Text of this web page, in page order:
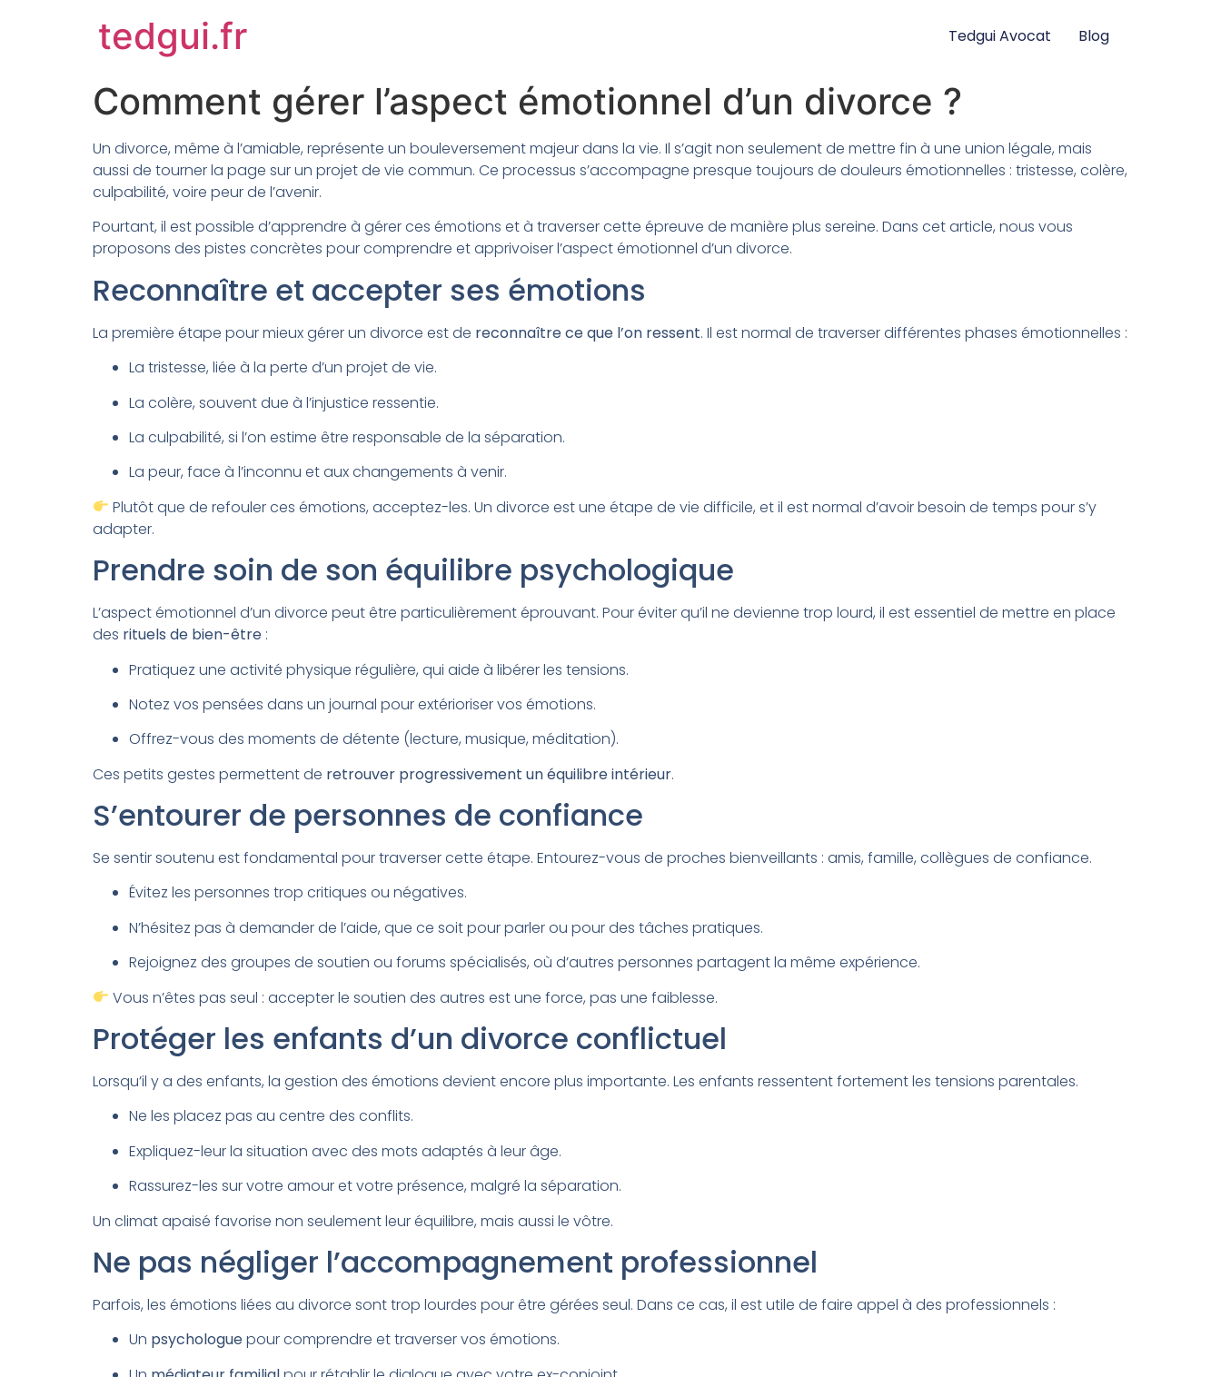
tedgui.fr Tedgui Avocat Blog
Comment gérer l’aspect émotionnel d’un divorce ?
Un divorce, même à l’amiable, représente un bouleversement majeur dans la vie. Il s’agit non seulement de mettre fin à une union légale, mais
aussi de tourner la page sur un projet de vie commun. Ce processus s’accompagne presque toujours de douleurs émotionnelles : tristesse, colère,
culpabilité, voire peur de l’avenir.
Pourtant, il est possible d’apprendre à gérer ces émotions et à traverser cette épreuve de manière plus sereine. Dans cet article, nous vous
proposons des pistes concrètes pour comprendre et apprivoiser l’aspect émotionnel d’un divorce.
Reconnaître et accepter ses émotions
La première étape pour mieux gérer un divorce est de reconnaître ce que l’on ressent. Il est normal de traverser différentes phases émotionnelles :
La tristesse, liée à la perte d’un projet de vie.
La colère, souvent due à l’injustice ressentie.
La culpabilité, si l’on estime être responsable de la séparation.
La peur, face à l’inconnu et aux changements à venir.
Plutôt que de refouler ces émotions, acceptez-les. Un divorce est une étape de vie difficile, et il est normal d’avoir besoin de temps pour s’y
adapter.
Prendre soin de son équilibre psychologique
L’aspect émotionnel d’un divorce peut être particulièrement éprouvant. Pour éviter qu’il ne devienne trop lourd, il est essentiel de mettre en place
des rituels de bien-être :
Pratiquez une activité physique régulière, qui aide à libérer les tensions.
Notez vos pensées dans un journal pour extérioriser vos émotions.
Offrez-vous des moments de détente (lecture, musique, méditation).
Ces petits gestes permettent de retrouver progressivement un équilibre intérieur.
S’entourer de personnes de confiance
Se sentir soutenu est fondamental pour traverser cette étape. Entourez-vous de proches bienveillants : amis, famille, collègues de confiance.
Évitez les personnes trop critiques ou négatives.
N’hésitez pas à demander de l’aide, que ce soit pour parler ou pour des tâches pratiques.
Rejoignez des groupes de soutien ou forums spécialisés, où d’autres personnes partagent la même expérience.
Vous n’êtes pas seul : accepter le soutien des autres est une force, pas une faiblesse.
Protéger les enfants d’un divorce conflictuel
Lorsqu’il y a des enfants, la gestion des émotions devient encore plus importante. Les enfants ressentent fortement les tensions parentales.
Ne les placez pas au centre des conflits.
Expliquez-leur la situation avec des mots adaptés à leur âge.
Rassurez-les sur votre amour et votre présence, malgré la séparation.
Un climat apaisé favorise non seulement leur équilibre, mais aussi le vôtre.
Ne pas négliger l’accompagnement professionnel
Parfois, les émotions liées au divorce sont trop lourdes pour être gérées seul. Dans ce cas, il est utile de faire appel à des professionnels :
Un psychologuepour comprendre et traverser vos émotions.